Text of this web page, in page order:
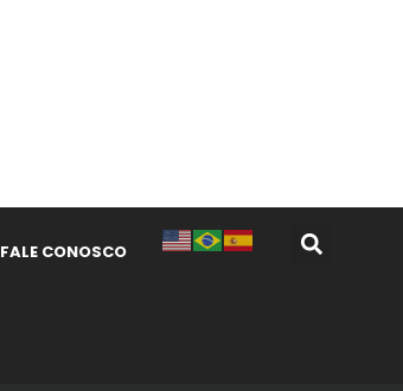
FALE CONOSCO